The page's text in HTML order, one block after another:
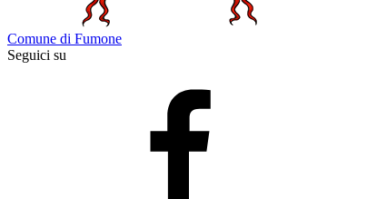
Comune di Fumone
Seguici su